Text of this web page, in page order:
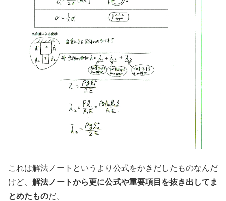
これは解法ノートというより公式をかきだしたものなんだ
けど、 解法ノートから更に公式や重要項目を抜き出してま
とめたものだ。